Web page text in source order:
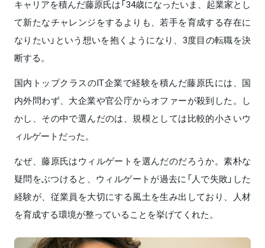
キャリアを積んだ藤原氏は「34歳になったいま、起業家とし
て新たなチャレンジをするよりも、若手を育成する存在に
なりたい」という想いを抱くようになり、3度目の転職を決
断する。
国内トップクラスのIT企業で経験を積んだ藤原氏には、国
内外問わず、大企業や官公庁からオファーが殺到した。し
かし、その中で選んだのは、規模としては比較的小さいウ
ィルゲートだった。
なぜ、藤原氏はウィルゲートを選んだのだろうか。素朴な
疑問をぶつけると、ウィルゲートが過去に「人で失敗」した
経験が、従業員を大切にする風土を生み出しており、人材
を育成する環境が整っていることを挙げてくれた。